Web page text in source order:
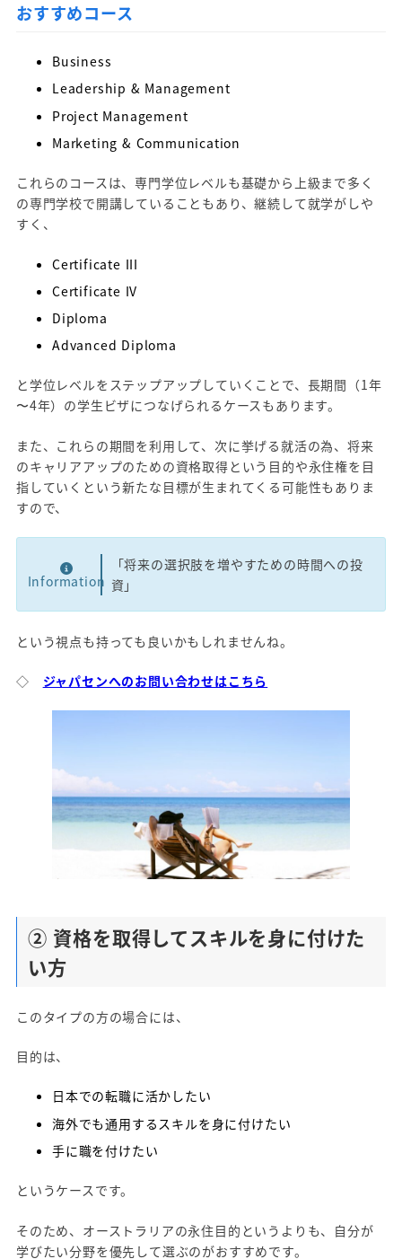
おすすめコース
Business
Leadership & Management
Project Management
Marketing & Communication
これらのコースは、専門学位レベルも基礎から上級まで多く
の専門学校で開講していることもあり、継続して就学がしや
すく、
Certificate III
Certificate IV
Diploma
Advanced Diploma
と学位レベルをステップアップしていくことで、長期間（1年
〜4年）の学生ビザにつなげられるケースもあります。
また、これらの期間を利用して、次に挙げる就活の為、将来
のキャリアアップのための資格取得という目的や永住権を目
指していくという新たな目標が生まれてくる可能性もありま
すので、
Information
「将来の選択肢を増やすための時間への投
資」
という視点も持っても良いかもしれませんね。
◇ ジャパセンへのお問い合わせはこちら
② 資格を取得してスキルを身に付けた
い方
このタイプの方の場合には、
目的は、
日本での転職に活かしたい
海外でも通用するスキルを身に付けたい
手に職を付けたい
というケースです。
そのため、オーストラリアの永住目的というよりも、自分が
学びたい分野を優先して選ぶのがおすすめです。